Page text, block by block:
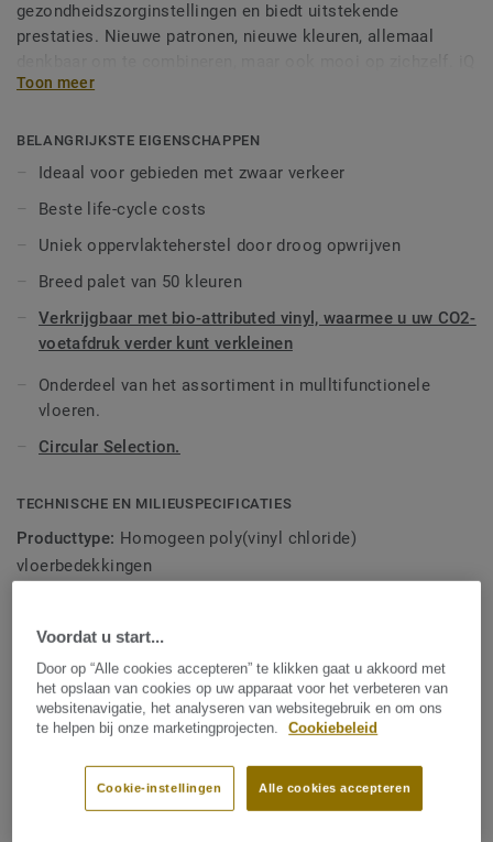
gezondheidszorginstellingen en biedt uitstekende
prestaties. Nieuwe patronen, nieuwe kleuren, allemaal
Granit biedt zowel extreme duurzaamheid als superieure
zwaar verkeer. Dure schoonmaakmiddelen of in de was
zetten is niet nodig, eenvoudig droog opwrijven is genoeg
om het oorspronkelijke uiterlijk van deze vloer te
herstellen. Dankzij diverse formaten en bijpassende
accessoires - waaronder akoestische, statisch-dissipatieve
multifunctioneel aanbod.
Deze collectie maakt deel uit van onze
Toon meer
BELANGRIJKSTE EIGENSCHAPPEN
Ideaal voor gebieden met zwaar verkeer
Beste life-cycle costs
Uniek oppervlakteherstel door droog opwrijven
Breed palet van 50 kleuren
Verkrijgbaar met bio-attributed vinyl, waarmee u uw CO2-
voetafdruk verder kunt verkleinen
Onderdeel van het assortiment in mulltifunctionele
vloeren.
Circular Selection.
TECHNISCHE EN MILIEUSPECIFICATIES
Producttype: Homogeen poly(vinyl chloride)
vloerbedekkingen
Commerciële classificatie:
Industriële classificatie:43 Zwaar
Oppervlaktebehandeling:New iQ PUR
Voordat u start...
Door op “Alle cookies accepteren” te klikken gaat u akkoord met
het opslaan van cookies op uw apparaat voor het verbeteren van
websitenavigatie, het analyseren van websitegebruik en om ons
te helpen bij onze marketingprojecten.
Cookiebeleid
Alle cookies accepteren
Cookie-instellingen